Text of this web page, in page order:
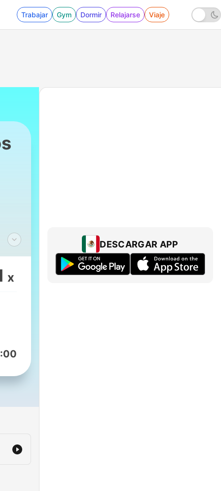
Trabajar Gym Dormir Relajarse Viaje
x
DESCARGAR APP